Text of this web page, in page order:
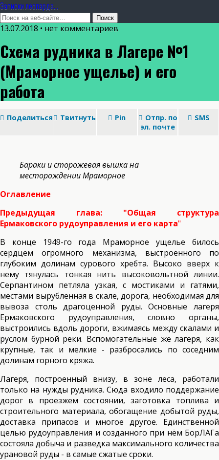
Записки леопарда...
13.07.2018 • нет комментариев
Схема рудника в Лагере №1
(Мраморное ущелье) и его
работа
Поделиться Твитнуть Pin
Отпр. по
эл. почте
SMS
Бараки и сторожевая вышка на
месторождении Мраморное
Оглавление
Предыдущая глава: "Общая структура
Ермаковского рудоуправления и его карта"
В конце 1949-го года Мраморное ущелье билось
сердцем огромного механизма, выстроенного по
глубоким долинам сурового хребта. Высоко вверх к
нему тянулась тонкая нить высоковольтной линии.
Серпантином петляла узкая, с мостиками и гатями,
местами вырубленная в скале, дорога, необходимая для
вывоза столь драгоценной руды. Основные лагеря
Ермаковского рудоуправления, словно органы,
выстроились вдоль дороги, вжимаясь между скалами и
руслом бурной реки. Вспомогательные же лагеря, как
крупные, так и мелкие - разбросались по соседним
долинам горного кряжа.
Лагеря, построенный внизу, в зоне леса, работали
только на нужды рудника. Сюда входило поддержание
дорог в проезжем состоянии, заготовка топлива и
строительного материала, обогащение добытой руды,
доставка припасов и многое другое. Единственной
целью рудоуправления и созданного при нём БорЛАГа
состояла добыча и разведка максимального количества
урановой руды - в самые сжатые сроки.